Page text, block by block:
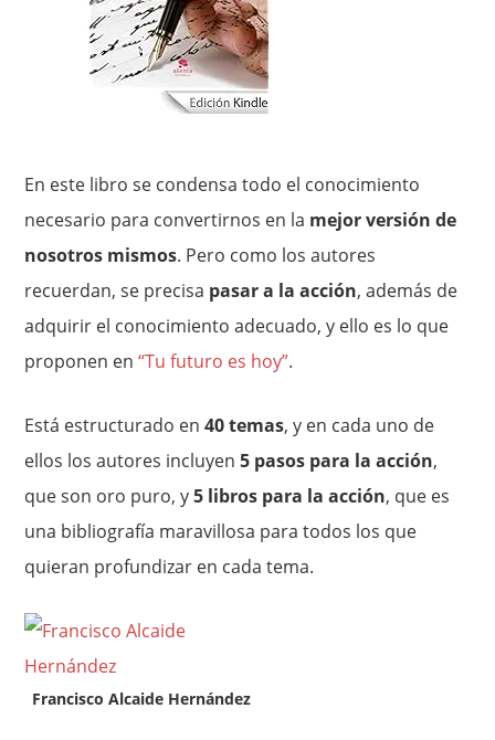
En este libro se condensa todo el conocimiento
necesario para convertirnos en la mejor versión de
nosotros mismos. Pero como los autores
recuerdan, se precisa pasar a la acción, además de
adquirir el conocimiento adecuado, y ello es lo que
proponen en“Tu futuro es hoy”.
Está estructurado en40 temas, y en cada uno de
ellos los autores incluyen5 pasos para la acción,
que son oro puro, y5 libros para la acción, que es
una bibliografía maravillosa para todos los que
quieran profundizar en cada tema.
Francisco Alcaide Hernández